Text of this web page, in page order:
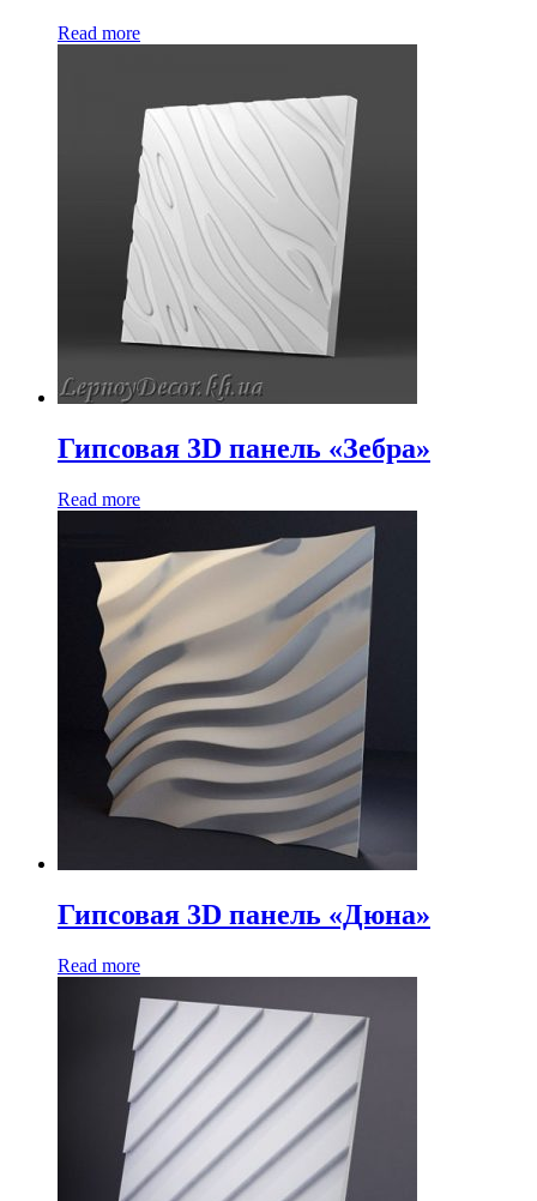
Read more
Гипсовая 3D панель «Зебра»
Read more
Гипсовая 3D панель «Дюна»
Read more